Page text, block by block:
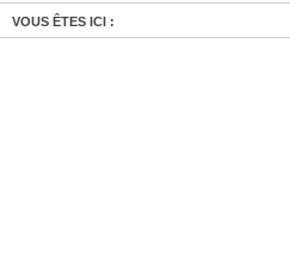
VOUS ÊTES ICI :